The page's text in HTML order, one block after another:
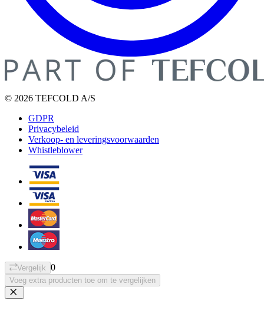
© 2026 TEFCOLD A/S
GDPR
Privacybeleid
Verkoop- en leveringsvoorwaarden
Whistleblower
Vergelijk 0
Voeg extra producten toe om te vergelijken